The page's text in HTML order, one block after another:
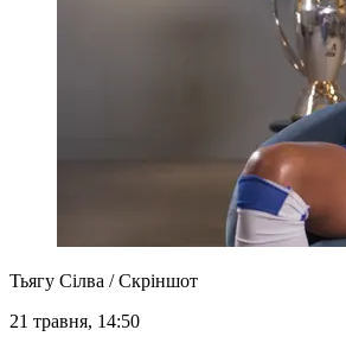
Тьягу Сілва / Скріншот
21 травня, 14:50